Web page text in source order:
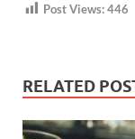
Post Views:446
RELATED